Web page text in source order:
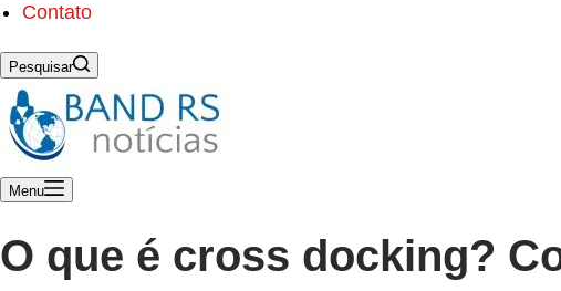
Contato
Pesquisar
Menu
O que é cross docking?